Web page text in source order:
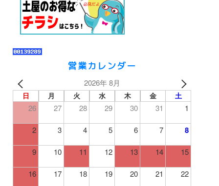
営業カレンダー
2026年 8月
日 月 火 水 木 金 土
26 27 28 29 30 31 1
2 3 4 5 6 7 8
9 10 11 12 13 14 15
16 17 18 19 20 21 22